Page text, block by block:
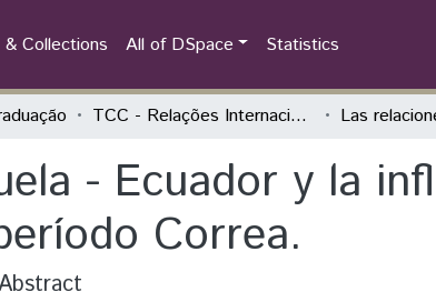
Collections All of DSpace Statistics
TCC - Relações Internacionais e Integração
- Ecuador y la
Correa.